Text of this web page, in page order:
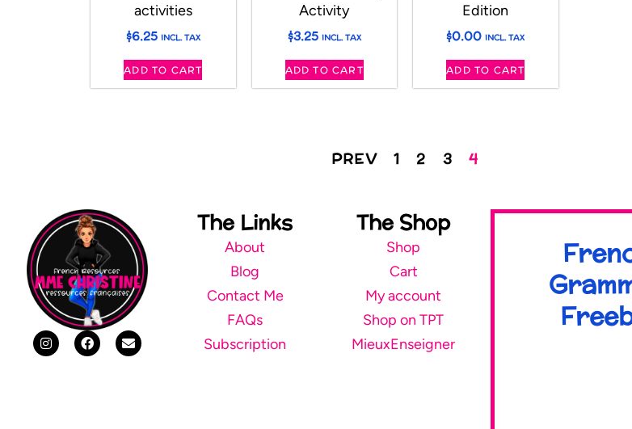
activities
$6.25 INCL. TAX
ADD TO CART
Activity
$3.25 INCL. TAX
ADD TO CART
Edition
$0.00 INCL. TAX
ADD TO CART
PREV 1 2 3 4
The Links
About
Blog
Contact Me
FAQs
Subscription
The Shop
Shop
Cart
My account
Shop on TPT
MieuxEnseigner